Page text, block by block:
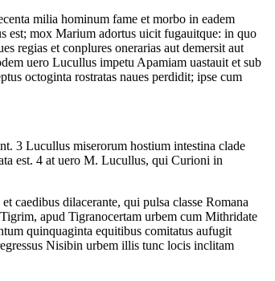
milia hominum fame et morbo in eadem
est; mox Marium adortus uicit fugauitque: in quo
regias et conplures onerarias aut demersit aut
uero Lucullus impetu Apamiam uastauit et sub
octoginta rostratas naues perdidit; ipse cum
3 Lucullus miserorum hostium intestina clade
est. 4 at uero M. Lucullus, qui Curioni in
caedibus dilacerante, qui pulsa classe Romana
apud Tigranocertam urbem cum Mithridate
quinquaginta equitibus comitatus aufugit
Nisibin urbem illis tunc locis inclitam